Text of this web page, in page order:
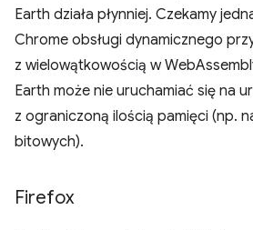
Earth działa płynniej. Czekamy
Chrome obsługi dynamicznego
z wielowątkowością w
Earth może nie uruchamiać się na
z ograniczoną ilością pamięci (np.
bitowych).
Firefox